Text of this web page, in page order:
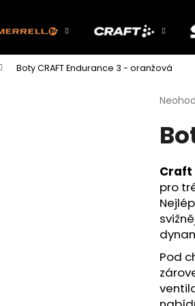
Boty CRAFT Endurance 3 - oranžová
produktu
je
z
5
Craft
pro
Pod
Co potřebujete najít?